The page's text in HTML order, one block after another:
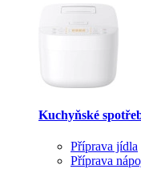
Kuchyňské
Příprava jídla
Příprava